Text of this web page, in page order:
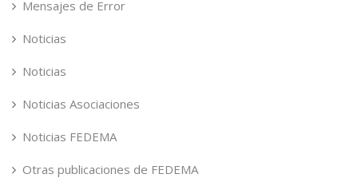
Mensajes de Error
Noticias
Noticias
Noticias Asociaciones
Noticias FEDEMA
Otras publicaciones de FEDEMA